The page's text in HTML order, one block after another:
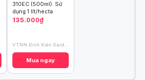
310EC (500ml). Sử
dụng 1 lít/hecta
135.000₫
Mua ngay